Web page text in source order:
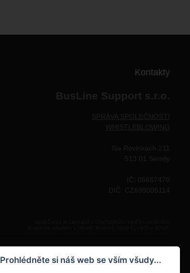
Kontakty
Prohlédněte si náš web se vším všudy...